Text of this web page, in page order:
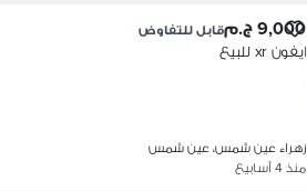
9,000 ج.م قابل للتفاوض
ايفون xr للبيع
زهراء عين شمس، عين شمس
منذ 4 أسابيع